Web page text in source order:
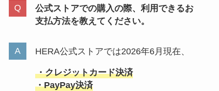
公式ストアでの購入の際、利用できるお
支払方法を教えてください。
HERA公式ストアでは2026年6月現在、
・クレジットカード決済
・PayPay決済